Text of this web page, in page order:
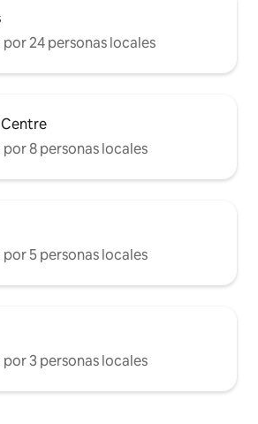
24 personas locales
Centre
8 personas locales
5 personas locales
3 personas locales